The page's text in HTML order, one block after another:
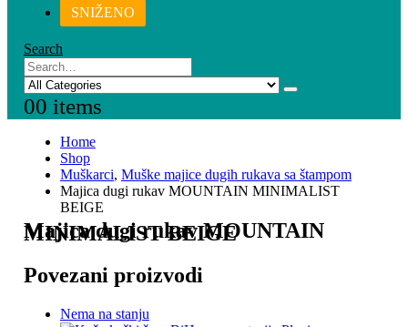
SNIŽENO
Search
00 items
Home
Shop
Muškarci, Muške majice dugih rukava sa štampom
Majica dugi rukav MOUNTAIN MINIMALIST
BEIGE
Majica dugi rukav MOUNTAIN
MINIMALIST BEIGE
Povezani proizvodi
Nema na stanju